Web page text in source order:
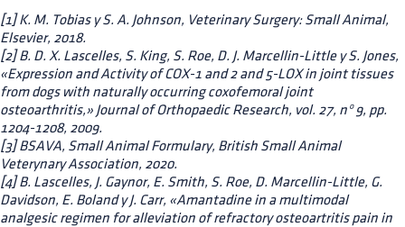
[1] K. M. Tobias y S. A. Johnson, Veterinary Surgery: Small Animal,
Elsevier, 2018.
[2] B. D. X. Lascelles, S. King, S. Roe, D. J. Marcellin-Little y S. Jones,
«Expression and Activity of COX-1 and 2 and 5-LOX in joint tissues
from dogs with naturally occurring coxofemoral joint
osteoarthritis,» Journal of Orthopaedic Research, vol. 27, nº 9, pp.
1204-1208, 2009.
[3] BSAVA, Small Animal Formulary, British Small Animal
Veterynary Association, 2020.
[4] B. Lascelles, J. Gaynor, E. Smith, S. Roe, D. Marcellin-Little, G.
Davidson, E. Boland y J. Carr, «Amantadine in a multimodal
analgesic regimen for alleviation of refractory osteoartritis pain in